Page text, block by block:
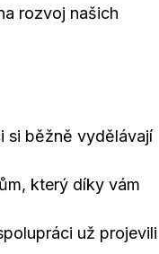
rozvoj našich
si běžně vydělávají
který díky vám
už projevili